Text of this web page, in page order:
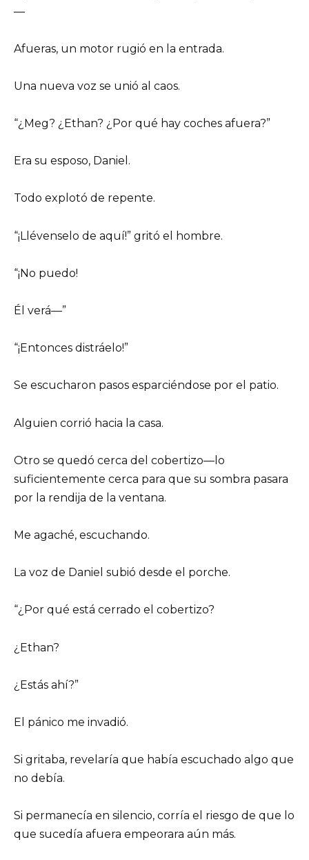
—
Afueras, un motor rugió en la entrada.
Una nueva voz se unió al caos.
“¿Meg? ¿Ethan? ¿Por qué hay coches afuera?”
Era su esposo, Daniel.
Todo explotó de repente.
“¡Llévenselo de aquí!” gritó el hombre.
“¡No puedo!
Él verá—”
“¡Entonces distráelo!”
Se escucharon pasos esparciéndose por el patio.
Alguien corrió hacia la casa.
Otro se quedó cerca del cobertizo—lo
suficientemente cerca para que su sombra pasara
por la rendija de la ventana.
Me agaché, escuchando.
La voz de Daniel subió desde el porche.
“¿Por qué está cerrado el cobertizo?
¿Ethan?
¿Estás ahí?”
El pánico me invadió.
Si gritaba, revelaría que había escuchado algo que
no debía.
Si permanecía en silencio, corría el riesgo de que lo
que sucedía afuera empeorara aún más.